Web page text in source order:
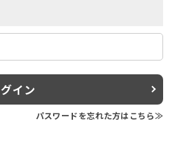
イン
パスワードを忘れた方はこちら≫